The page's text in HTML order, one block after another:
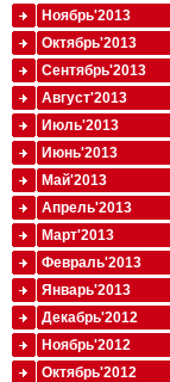
Ноябрь'2013
Октябрь'2013
Сентябрь'2013
Август'2013
Июль'2013
Июнь'2013
Май'2013
Апрель'2013
Март'2013
Февраль'2013
Январь'2013
Декабрь'2012
Ноябрь'2012
Октябрь'2012